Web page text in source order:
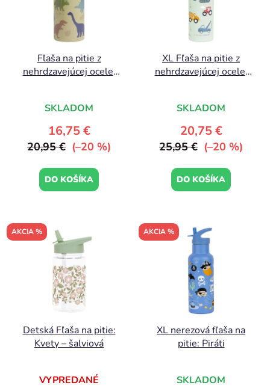
Fľaša na pitie z
nehrdzavejúcej ocele:
SKLADOM
16,75 €
20,95 € (–20 %)
DO KOŠÍKA
XL Fľaša na pitie z
nehrdzavejúcej ocele:
SKLADOM
20,75 €
25,95 € (–20 %)
DO KOŠÍKA
AKCIA %
Detská Fľaša na pitie:
Kvety – šalviová
VYPREDANÉ
AKCIA %
XL nerezová fľaša na
pitie: Piráti
SKLADOM